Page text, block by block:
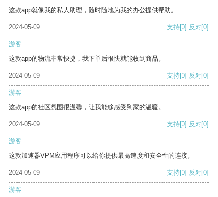
这款app就像我的私人助理，随时随地为我的办公提供帮助。
2024-05-09 支持[0] 反对[0]
游客
这款app的物流非常快捷，我下单后很快就能收到商品。
2024-05-09 支持[0] 反对[0]
游客
这款app的社区氛围很温馨，让我能够感受到家的温暖。
2024-05-09 支持[0] 反对[0]
游客
这款加速器VPM应用程序可以给你提供最高速度和安全性的连接。
2024-05-09 支持[0] 反对[0]
游客